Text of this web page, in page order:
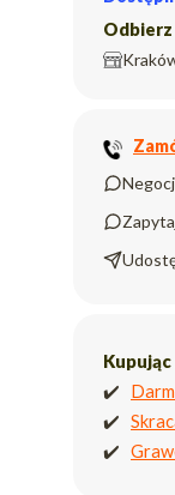
✔️
✔️
✔️